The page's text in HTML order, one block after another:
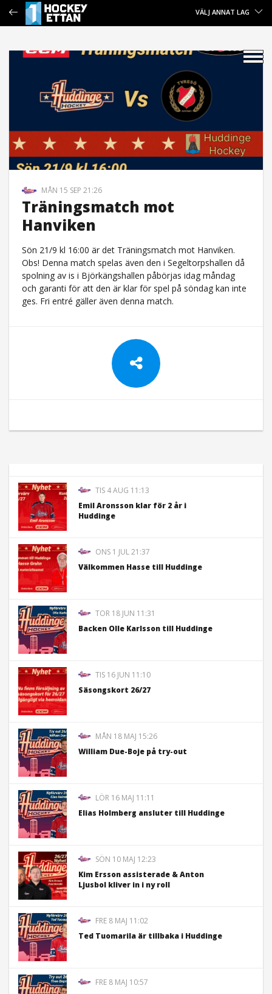
VÄLJ ANNAT LAG
MÅN 15 SEP 21:26
Träningsmatch mot
Hanviken
Sön 21/9 kl 16:00 är det Träningsmatch mot Hanviken.
Obs! Denna match spelas även den i Segeltorpshallen då
spolning av is i Björkängshallen påbörjas idag måndag
och garanti för att den är klar för spel på söndag kan inte
ges. Fri entré gäller även denna match.
TIS 4 AUG 11:13
Emil Aronsson klar för 2 år i
Huddinge
ONS 1 JUL 21:37
Välkommen Hasse till Huddinge
TOR 18 JUN 11:31
Backen Olle Karlsson till Huddinge
TIS 16 JUN 11:10
Säsongskort 26/27
MÅN 18 MAJ 15:26
William Due-Boje på try-out
LÖR 16 MAJ 11:11
Elias Holmberg ansluter till Huddinge
SÖN 10 MAJ 12:23
Kim Ersson assisterade & Anton
Ljusbol kliver in i ny roll
FRE 8 MAJ 11:02
Ted Tuomarila är tillbaka i Huddinge
FRE 8 MAJ 10:57